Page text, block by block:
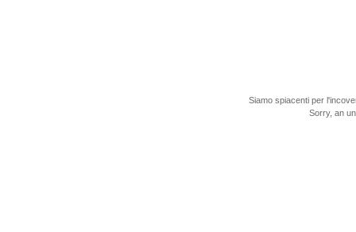
Siamo spiacenti per
Sorry, an